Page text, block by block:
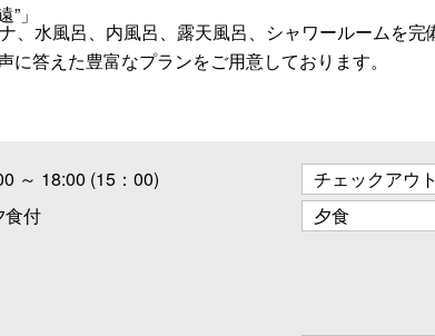
」
、水風呂、内風呂、露天風呂、シャワールームを完
答えた豊富なプランをご用意しております。
～ 18:00 (15：00) チェックアウト
食付 夕食